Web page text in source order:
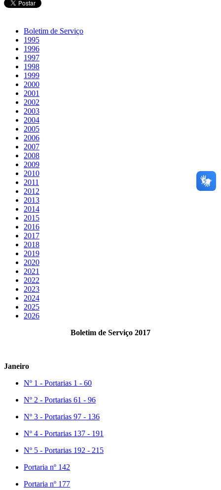
Boletim de Serviço
1995
1996
1997
1998
1999
2000
2001
2002
2003
2004
2005
2006
2007
2008
2009
2010
2011
2012
2013
2014
2015
2016
2017
2018
2019
2020
2021
2022
2023
2024
2025
2026
Boletim de Serviço 2017
Janeiro
Nº 1 - Portarias 1 - 60
Nº 2 - Portarias 61 - 96
Nº 3 - Portarias 97 - 136
Nº 4 - Portarias 137 - 191
Nº 5 - Portarias 192 - 215
Portaria nº 142
Portaria nº 177